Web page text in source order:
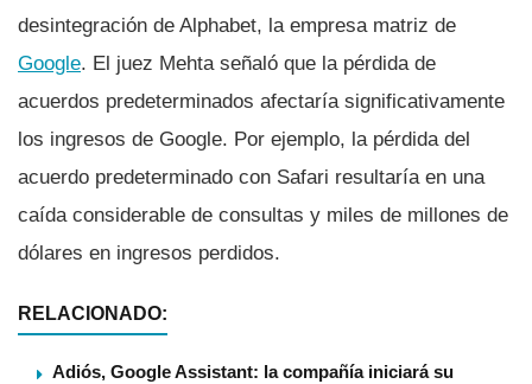
desintegración de Alphabet, la empresa matriz de
Google. El juez Mehta señaló que la pérdida de
acuerdos predeterminados afectaría significativamente
los ingresos de Google. Por ejemplo, la pérdida del
acuerdo predeterminado con Safari resultaría en una
caída considerable de consultas y miles de millones de
dólares en ingresos perdidos.
RELACIONADO:
Adiós, Google Assistant: la compañía iniciará su